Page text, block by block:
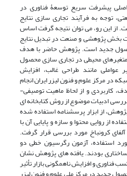
پیشرفت سریع توسعۀ فناوری در
توجه به فرآیند تجاری سازی نتایج
از این رو، می توان نتیجه گرفت اساس
بخش پژوهشی و صنعت در تبدیل نتایج
جدید است. پژوهش حاضر با هدف
محیطی در تجاری سازی محصول
عواملی مانند طراحی غالب، افزایش
در مرکز علوم و فنون لیزر ایران انجام
کاربردی و از لحاظ ماهیت توصیفی-
ادبیات موضوع از روش کتابخانه ای
از ابزار پرسشنامه استفاده شده
از روایی محتوا و سازه و پایایی آن با
کرونباخ مورد بررسی قرار گرفت.
استفاده، آزمون رگرسیون خطی دو
بودند. یافته های پژوهش نشان
فناوری و افزایش ناهمگونی بازار تأثیر